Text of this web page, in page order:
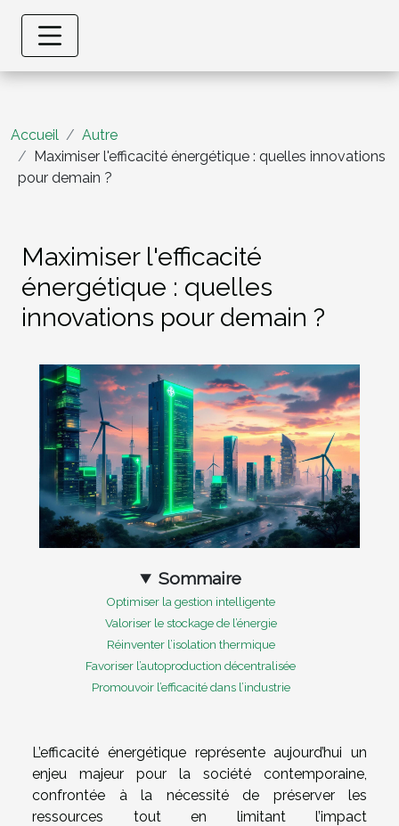
Accueil
Autre
Maximiser l'efficacité énergétique : quelles innovations
pour demain ?
Maximiser l'efficacité
énergétique : quelles
innovations pour demain ?
Sommaire
Optimiser la gestion intelligente
Valoriser le stockage de l’énergie
Réinventer l’isolation thermique
Favoriser l’autoproduction décentralisée
Promouvoir l’efficacité dans l’industrie
L’efficacité énergétique représente aujourd’hui un
enjeu majeur pour la société contemporaine,
confrontée à la nécessité de préserver les
ressources tout en limitant l’impact